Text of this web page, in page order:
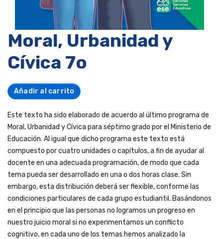
Moral, Urbanidad y
Cívica 7o
Añadir al carrito
Este texto ha sido elaborado de acuerdo al último programa de
Moral, Urbanidad y Cívica para séptimo grado por el Ministerio de
Educación. Al igual que dicho programa este texto está
compuesto por cuatro unidades o capítulos, a fin de ayudar al
docente en una adecuada programación, de modo que cada
tema pueda ser desarrollado en una o dos horas clase. Sin
embargo, esta distribución deberá ser flexible, conforme las
condiciones particulares de cada grupo estudiantil. Basándonos
en el principio que las personas no logramos un progreso en
nuestro juicio moral si no experimentamos un conflicto
cognitivo, en cada uno de los temas hemos analizado la